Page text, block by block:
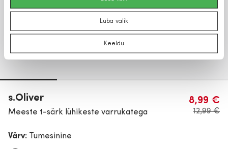
Luba valik
Keeldu
s.Oliver
Meeste t-särk lühikeste varrukatega
8,99 €
12,99 €
Värv: Tumesinine